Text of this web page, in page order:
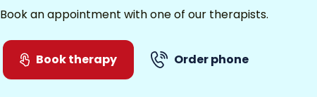
Book an appointment with one of our therapists.
Book therapy Order phone